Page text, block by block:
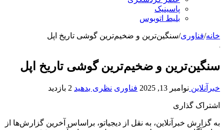
پاسینیک
بلیط اتوبوس
خانه/فناوری/سنگین‌ترین و ضخیم‌ترین گوشی تاریخ اپل
سنگین‌ترین و ضخیم‌ترین گوشی تاریخ اپل
خبرآنلاین نوامبر 13, 2025 فناوری نظری بدهید 2 بازدید
اشتراک گذاری
به گزارش خبرآنلاین، به نقل از دیجیاتو، براساس آخرین گزارش‌ها از